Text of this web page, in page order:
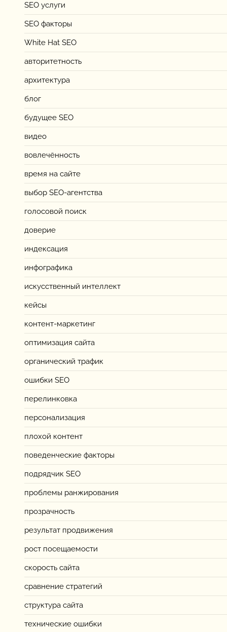
SEO услуги
SEO факторы
White Hat SEO
авторитетность
архитектура
блог
будущее SEO
видео
вовлечённость
время на сайте
выбор SEO-агентства
голосовой поиск
доверие
индексация
инфографика
искусственный интеллект
кейсы
контент-маркетинг
оптимизация сайта
органический трафик
ошибки SEO
перелинковка
персонализация
плохой контент
поведенческие факторы
подрядчик SEO
проблемы ранжирования
прозрачность
результат продвижения
рост посещаемости
скорость сайта
сравнение стратегий
структура сайта
технические ошибки